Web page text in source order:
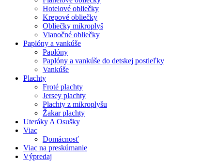
Hotelové obliečky
Krepové obliečky
Obliečky mikroplyš
Vianočné obliečky
Paplóny a vankúše
Paplóny
Paplóny a vankúše do detskej postieľky
Vankúše
Plachty
Froté plachty
Jersey plachty
Plachty z mikroplyšu
Žakar plachty
Uteráky A Osušky
Viac
Domácnosť
Viac na preskúmanie
Výpredaj